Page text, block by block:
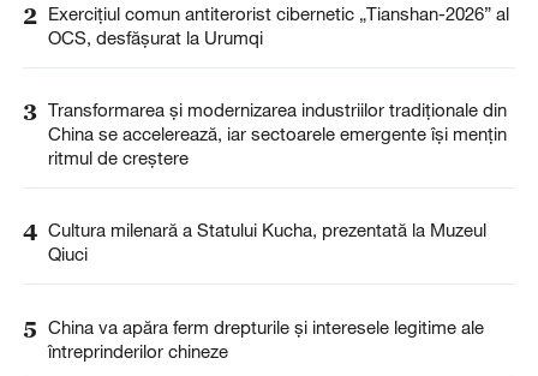
2 Exercițiul comun antiterorist cibernetic „Tianshan-2026” al
OCS, desfășurat la Urumqi
3 Transformarea și modernizarea industriilor tradiționale din
China se accelerează, iar sectoarele emergente își mențin
ritmul de creștere
4 Cultura milenară a Statului Kucha, prezentată la Muzeul
Qiuci
5 China va apăra ferm drepturile și interesele legitime ale
întreprinderilor chineze